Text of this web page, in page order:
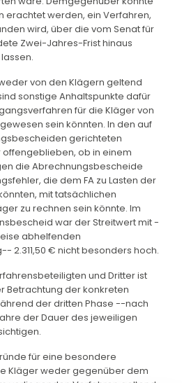
erachtet werden, ein Verfahren,
wird, über die vom Senat für
Zwei-Jahres-Frist hinaus
von den Klägern geltend
sonstige Anhaltspunkte dafür
für die Kläger von
sein könnten. In den auf
gerichteten
ob in einem
die Abrechnungsbescheide
die dem FA zu Lasten der
mit tatsächlichen
zu rechnen sein könnte. Im
war der Streitwert mit -
abhelfenden
2.311,50 € nicht besonders hoch.
und Dritter ist
Betrachtung der konkreten
der dritten Phase --nach
der Dauer des jeweiligen
für eine besondere
Kläger weder gegenüber dem